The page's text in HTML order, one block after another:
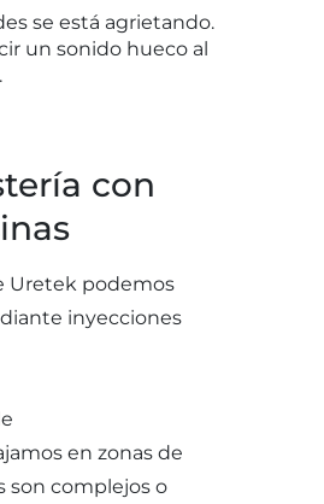
se está agrietando.
un sonido hueco al
con
Uretek podemos
inyecciones
en zonas de
son complejos o